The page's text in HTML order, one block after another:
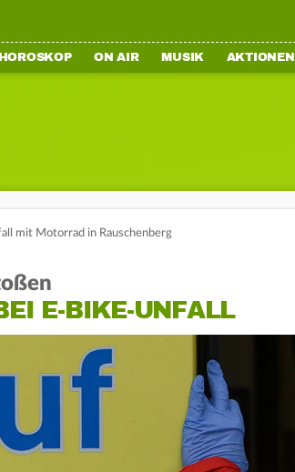
HOROSKOP ON AIR MUSIK AKTIONEN
mit Motorrad in Rauschenberg
E-BIKE-UNFALL